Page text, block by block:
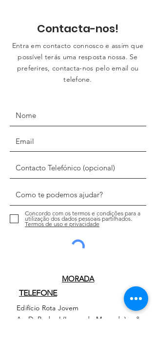
Contacta-nos!
Entra em contacto connosco e assim que
possível terás uma resposta nossa. Se
preferires, contacta-nos pelo email ou
telefone.
Concordo com os termos e condições para a
utilização dos dados pessoais partilhados.
Termos de uso e privacidade
MORADA
TELEFONE
Edifício Rota Jovem
Av. D. Pedro I (Largo do Mercado), n.º